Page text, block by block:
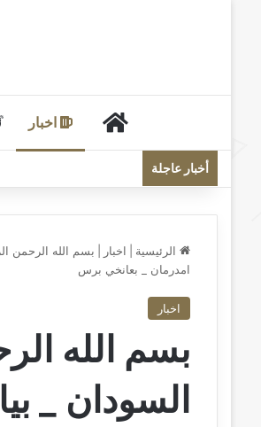
الرئيسيةاخبار
أخبار عاجلة
الرئيسية اخبار
بسم الله الرحمن
امدرمان _ بعانخي برس
اخبار
بسم الله
السودان _